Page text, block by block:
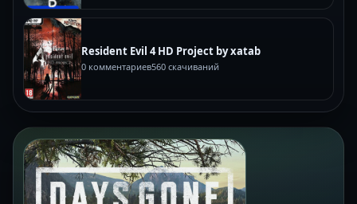
Resident Evil 4 HD Project by xatab
0 комментариев560 скачиваний